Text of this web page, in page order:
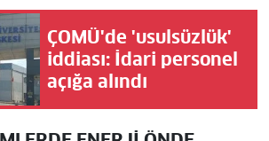
ÇOMÜ'de 'usulsüzlük'
iddiası: İdari personel
açığa alındı